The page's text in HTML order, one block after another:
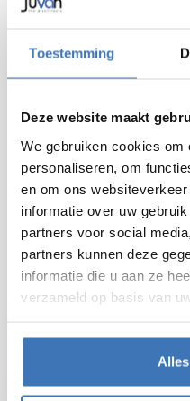
Toestemming
Deze website maakt
We gebruiken cookies
personaliseren, om
en om ons
informatie over uw
partners voor social
partners kunnen deze
informatie die u aan ze
verzameld op basis van
of niet-residentieel
sportinfrastructuren,...
Vlaanderen.
Benieuwd naar onze
Stuur een berichtje via